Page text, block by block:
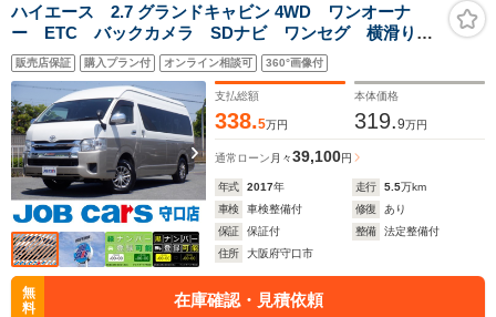
ハイエース 2.7 グランドキャビン 4WD ワンオーナ
ー ETC バックカメラ SDナビ ワンセグ 横滑り防
止装置 オートライト Wエアコン リアクーラー リ
アヒーター 片側電動スライドドア Bluetooth CD再
生 ドアバイザー ドラレコ キーレス
販売店保証 購入プラン付 オンライン相談可 360°画像付
支払総額
338.5万円
本体価格
319.9万円
通常ローン 月々39,100円
年式 2017年 走行 5.5万km
車検
車検整備付 修復
あり
保証
保証付 整備
法定整備付
住所
大阪府守口市
無
料
在庫確認・見積依頼